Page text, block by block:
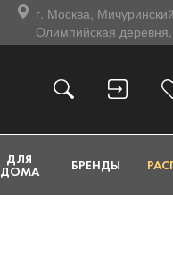
г. Москва,
Олимпийская
ДЛЯ
ДОМА БРЕНДЫ